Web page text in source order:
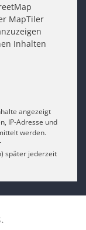
MapTiler
Inhalten
angezeigt
IP-Adresse und
werden.
später jederzeit